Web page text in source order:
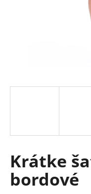
Krátke
bordové
O
d
p